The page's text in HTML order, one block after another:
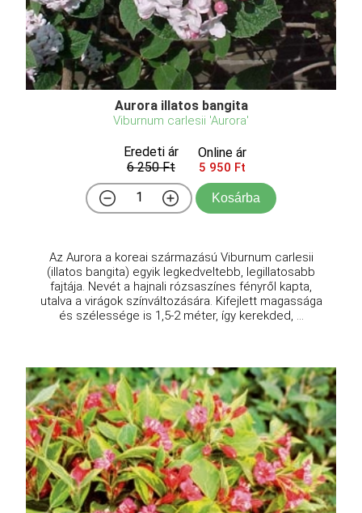
Aurora illatos bangita
Viburnum carlesii 'Aurora'
Eredeti ár
6 250 Ft
Online ár
5 950 Ft
Kosárba
Az Aurora a koreai származású Viburnum carlesii
(illatos bangita) egyik legkedveltebb, legillatosabb
fajtája. Nevét a hajnali rózsaszínes fényről kapta,
utalva a virágok színváltozására. Kifejlett magassága
és szélessége is 1,5-2 méter, így kerekded, ...